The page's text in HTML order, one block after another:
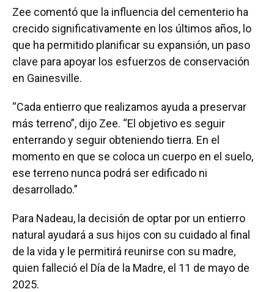
Zee comentó que la influencia del cementerio ha
crecido significativamente en los últimos años, lo
que ha permitido planificar su expansión, un paso
clave para apoyar los esfuerzos de conservación
en Gainesville.
“Cada entierro que realizamos ayuda a preservar
más terreno”, dijo Zee. “El objetivo es seguir
enterrando y seguir obteniendo tierra. En el
momento en que se coloca un cuerpo en el suelo,
ese terreno nunca podrá ser edificado ni
desarrollado.”
Para Nadeau, la decisión de optar por un entierro
natural ayudará a sus hijos con su cuidado al final
de la vida y le permitirá reunirse con su madre,
quien falleció el Día de la Madre, el 11 de mayo de
2025.